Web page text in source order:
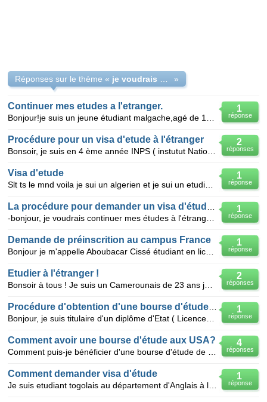
Réponses sur le thème « »
1
réponse
Continuer mes etudes a l'etranger.
2
réponses
Procédure pour un visa d'etude à l'étranger
1
réponse
Visa d'etude
1
réponse
1
réponse
Demande de préinscrition au campus France
2
réponses
Etudier à l'étranger !
1
réponse
4
réponses
Comment avoir une bourse d'étude aux USA?
1
réponse
Comment demander visa d'étude